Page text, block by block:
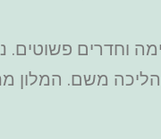
קטן ומשפחתי ברובע 10 עם
מולן רוז' פריז ורובע מונמארטר נמצאים